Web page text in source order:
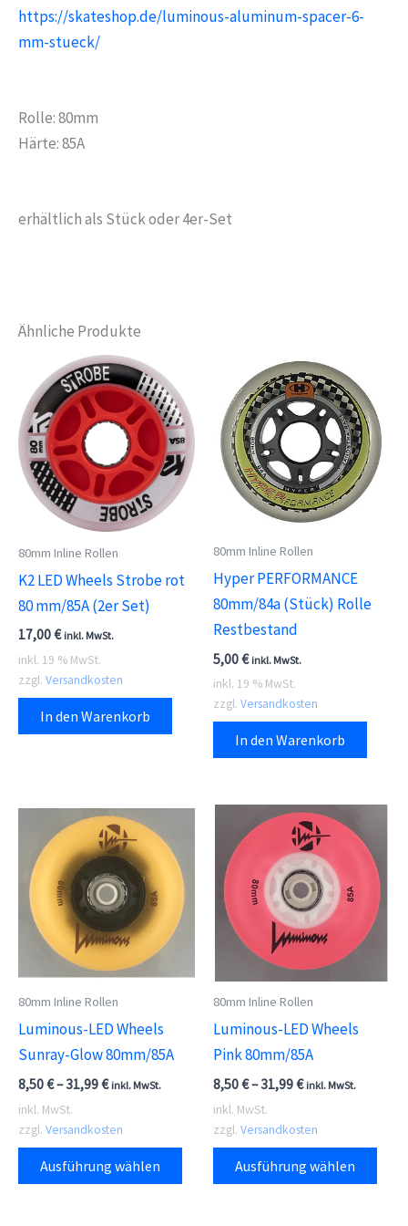
https://skateshop.de/luminous-aluminum-spacer-6-
mm-stueck/
Rolle: 80mm
Härte: 85A
erhältlich als Stück oder 4er-Set
Ähnliche Produkte
80mm Inline Rollen
K2 LED Wheels Strobe rot
80 mm/85A (2er Set)
17,00€ inkl. MwSt.
inkl. 19 % MwSt.
zzgl. Versandkosten
In den Warenkorb
80mm Inline Rollen
Hyper PERFORMANCE
80mm/84a (Stück) Rolle
Restbestand
5,00€ inkl. MwSt.
inkl. 19 % MwSt.
zzgl. Versandkosten
In den Warenkorb
80mm Inline Rollen
Luminous-LED Wheels
Sunray-Glow 80mm/85A
8,50€–31,99€ inkl. MwSt.
inkl. MwSt.
zzgl. Versandkosten
Ausführung wählen
Dieses
Produkt
80mm Inline Rollen
Luminous-LED Wheels
Pink 80mm/85A
8,50€–31,99€ inkl. MwSt.
inkl. MwSt.
zzgl. Versandkosten
Ausführung wählen